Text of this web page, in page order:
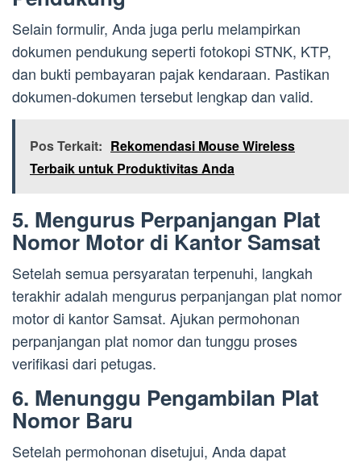
Selain formulir, Anda juga perlu melampirkan
dokumen pendukung seperti fotokopi STNK, KTP,
dan bukti pembayaran pajak kendaraan. Pastikan
dokumen-dokumen tersebut lengkap dan valid.
Pos Terkait: Rekomendasi Mouse Wireless
Terbaik untuk Produktivitas Anda
5. Mengurus Perpanjangan Plat
Nomor Motor di Kantor Samsat
Setelah semua persyaratan terpenuhi, langkah
terakhir adalah mengurus perpanjangan plat nomor
motor di kantor Samsat. Ajukan permohonan
perpanjangan plat nomor dan tunggu proses
verifikasi dari petugas.
6. Menunggu Pengambilan Plat
Nomor Baru
Setelah permohonan disetujui, Anda dapat